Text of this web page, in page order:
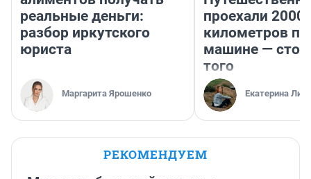
реальные деньги:
разбор иркутского
юриста
Маргарита Ярошенко
проехали 2000
километров по
машине —
того
Екатерина
РЕКОМЕНДУЕМ